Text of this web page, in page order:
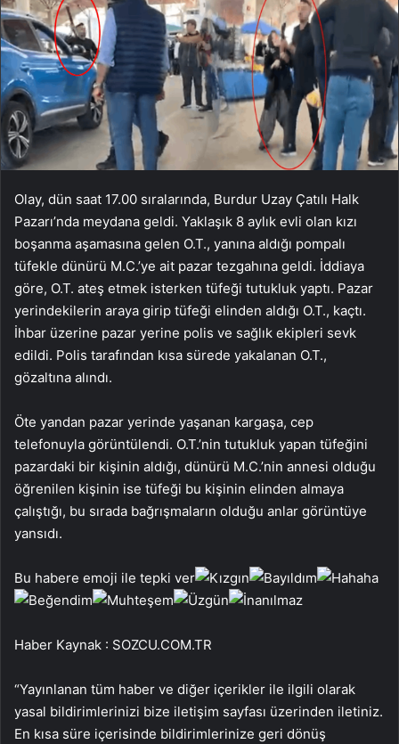
Olay, dün saat 17.00 sıralarında, Burdur Uzay Çatılı Halk
Pazarı’nda meydana geldi. Yaklaşık 8 aylık evli olan kızı
boşanma aşamasına gelen O.T., yanına aldığı pompalı
tüfekle dünürü M.C.’ye ait pazar tezgahına geldi. İddiaya
göre, O.T. ateş etmek isterken tüfeği tutukluk yaptı. Pazar
yerindekilerin araya girip tüfeği elinden aldığı O.T., kaçtı.
İhbar üzerine pazar yerine polis ve sağlık ekipleri sevk
edildi. Polis tarafından kısa sürede yakalanan O.T.,
gözaltına alındı.
Öte yandan pazar yerinde yaşanan kargaşa, cep
telefonuyla görüntülendi. O.T.’nin tutukluk yapan tüfeğini
pazardaki bir kişinin aldığı, dünürü M.C.’nin annesi olduğu
öğrenilen kişinin ise tüfeği bu kişinin elinden almaya
çalıştığı, bu sırada bağrışmaların olduğu anlar görüntüye
yansıdı.
Bu habere emoji ile tepki ver
Haber Kaynak : SOZCU.COM.TR
“Yayınlanan tüm haber ve diğer içerikler ile ilgili olarak
yasal bildirimlerinizi bize iletişim sayfası üzerinden iletiniz.
En kısa süre içerisinde bildirimlerinize geri dönüş